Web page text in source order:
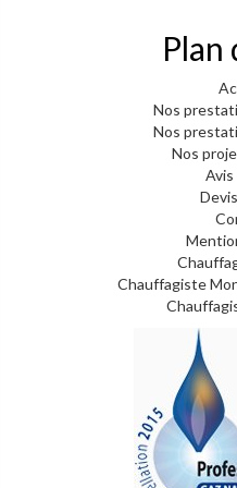
Plan
Nos
Nos
Nos
Chauffagiste